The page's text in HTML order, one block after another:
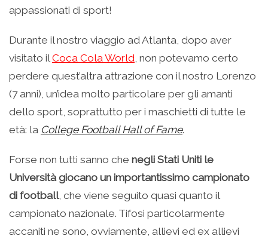
appassionati di sport!
Durante il nostro viaggio ad Atlanta, dopo aver
visitato il Coca Cola World , non potevamo certo
perdere quest’altra attrazione con il nostro Lorenzo
(7 anni), un’idea molto particolare per gli amanti
dello sport, soprattutto per i maschietti di tutte le
età: la College Football Hall of Fame.
Forse non tutti sanno che negli Stati Uniti le
Università giocano un importantissimo campionato
di football, che viene seguito quasi quanto il
campionato nazionale. Tifosi particolarmente
accaniti ne sono, ovviamente, allievi ed ex allievi